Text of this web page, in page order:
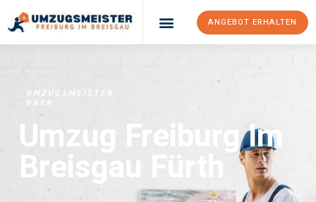
ANGEBOT ERHALTEN
UMZUGSMEISTER
BAER
Umzug Freiburg Im
Breisgau Fürth